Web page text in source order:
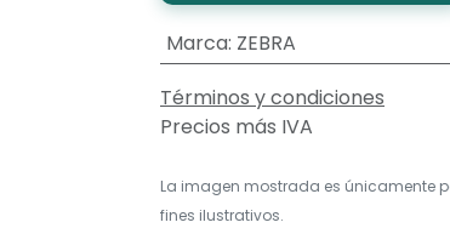
Marca: ZEBRA
Términos y condiciones
Precios más IVA
La imagen mostrada es únicamente
fines ilustrativos.